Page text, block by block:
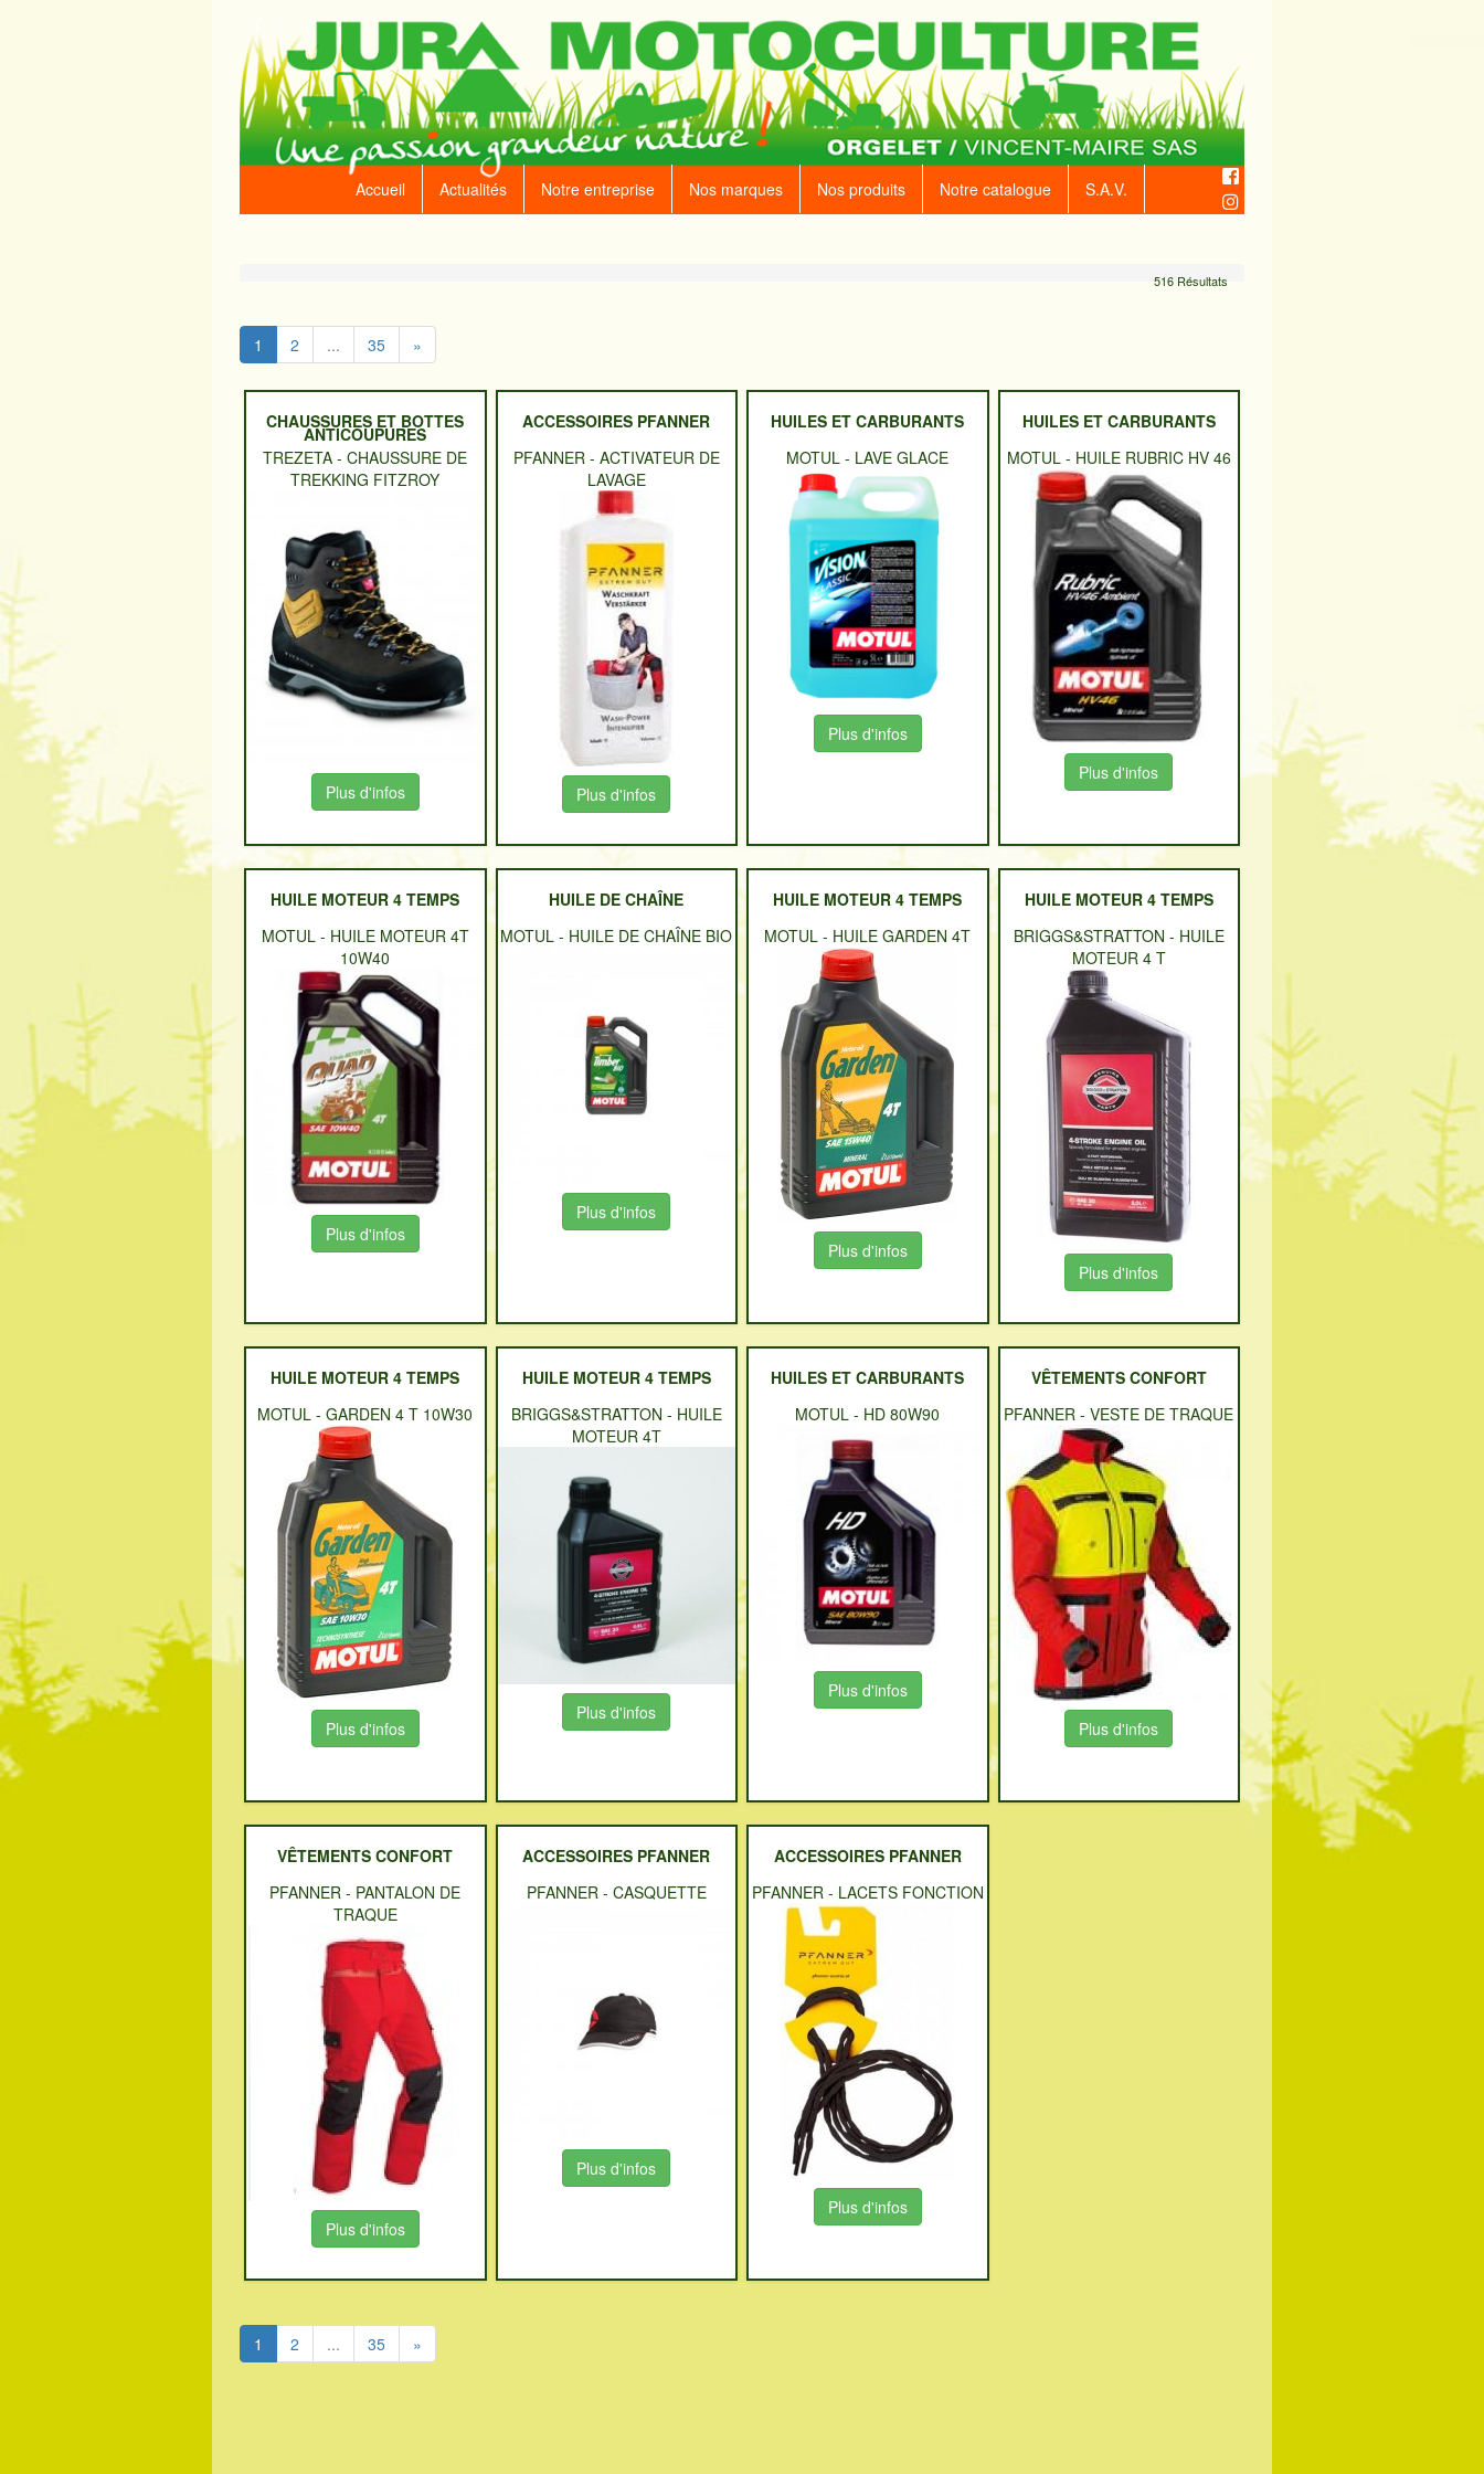
Accueil Actualités Notre entreprise Nos marques Nos produits Notre catalogue S.A.V.
516 Résultats
1 2 ... 35 »
CHAUSSURES ET BOTTES
ANTICOUPURES
TREZETA -CHAUSSURE DE
TREKKING FITZROY
Plus d'infos
ACCESSOIRES PFANNER
PFANNER - ACTIVATEUR DE
LAVAGE
Plus d'infos
HUILES ET CARBURANTS
MOTUL - LAVE GLACE
Plus d'infos
HUILES ET CARBURANTS
MOTUL - HUILE RUBRIC HV 46
Plus d'infos
HUILE MOTEUR 4 TEMPS
MOTUL - HUILE MOTEUR 4T
10W40
Plus d'infos
HUILE DE CHAÎNE
MOTUL - HUILE DE CHAÎNE BIO
Plus d'infos
HUILE MOTEUR 4 TEMPS
MOTUL - HUILE GARDEN 4T
Plus d'infos
HUILE MOTEUR 4 TEMPS
BRIGGS&STRATTON - HUILE
MOTEUR 4 T
Plus d'infos
HUILE MOTEUR 4 TEMPS
MOTUL -GARDEN 4 T 10W30
Plus d'infos
HUILE MOTEUR 4 TEMPS
BRIGGS&STRATTON - HUILE
MOTEUR 4T
Plus d'infos
HUILES ET CARBURANTS
MOTUL - HD 80W90
Plus d'infos
VÊTEMENTS CONFORT
PFANNER -VESTE DE TRAQUE
Plus d'infos
VÊTEMENTS CONFORT
PFANNER - PANTALON DE
TRAQUE
Plus d'infos
ACCESSOIRES PFANNER
PFANNER - CASQUETTE
Plus d'infos
ACCESSOIRES PFANNER
PFANNER - LACETS FONCTION
Plus d'infos
1 2 ... 35 »